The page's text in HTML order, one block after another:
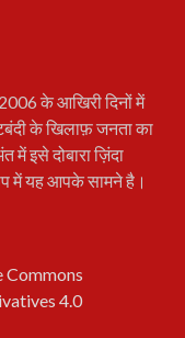
के आखिरी दिनों में
के खिलाफ़ जनता का
में इसे दोबारा ज़िंदा
में यह आपके सामने है।
Commons
4.0